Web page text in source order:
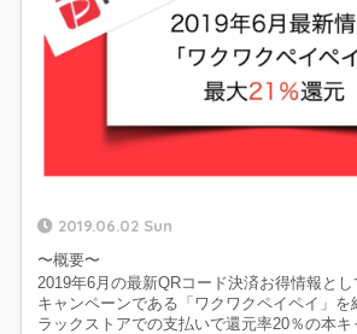
2019.06.02 Sun
〜概要〜
2019年6月の最新QRコード決済お得情報と
キャンペーンである「ワクワクペイペイ」を
ラックストアでの支払いで還元率20％の本キ